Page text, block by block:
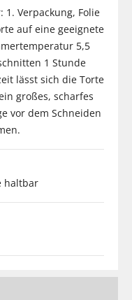
Verpackung, Folie
auf eine geeignete
5,5
1 Stunde
lässt sich die Torte
großes, scharfes
vor dem Schneiden
haltbar